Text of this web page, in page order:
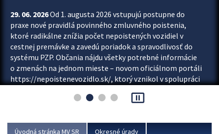
29. 06. 2026Od 1. augusta 2026 vstupujú postupne do
praxe nové pravidlá povinného zmluvného poistenia,
ktoré radikálne znížia počet nepoistených vozidiel v
cestnej premávke a zavedú poriadok a spravodlivosť do
systému PZP. Občania nájdu všetky potrebné informácie
o zmenách na jednom mieste – novom oficiálnom portáli
https://nepoistenevozidlo.sk/, ktorý vznikol v spolupráci
asociácie poisťovní (SLASPO) a Ministerstva vnútra SR.
Viac
pause_presentation
Úvodná stránka MV SR Okresné úrady